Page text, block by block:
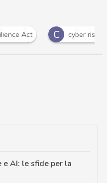
C cyber risk C
AI: le sfide per la